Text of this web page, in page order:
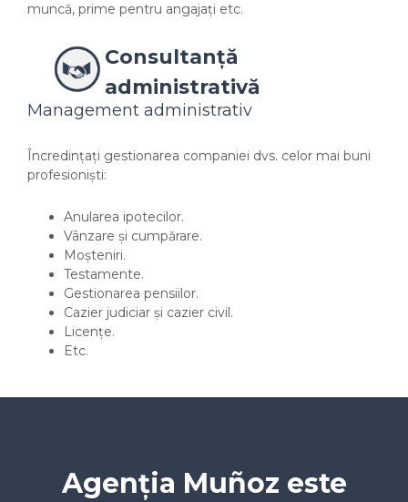
muncă, prime pentru angajați etc.
Consultanță
administrativă
Management administrativ
Încredințați gestionarea companiei dvs. celor mai buni
profesioniști:
Anularea ipotecilor.
Vânzare și cumpărare.
Moșteniri.
Testamente.
Gestionarea pensiilor.
Cazier judiciar și cazier civil.
Licențe.
Etc.
Agenția Muñoz este